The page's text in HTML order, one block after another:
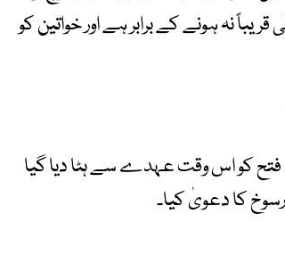
نہ ہونے کے برابر ہے اور خواتین کو
کو اس وقت عہدے سے ہٹا دیا گیا